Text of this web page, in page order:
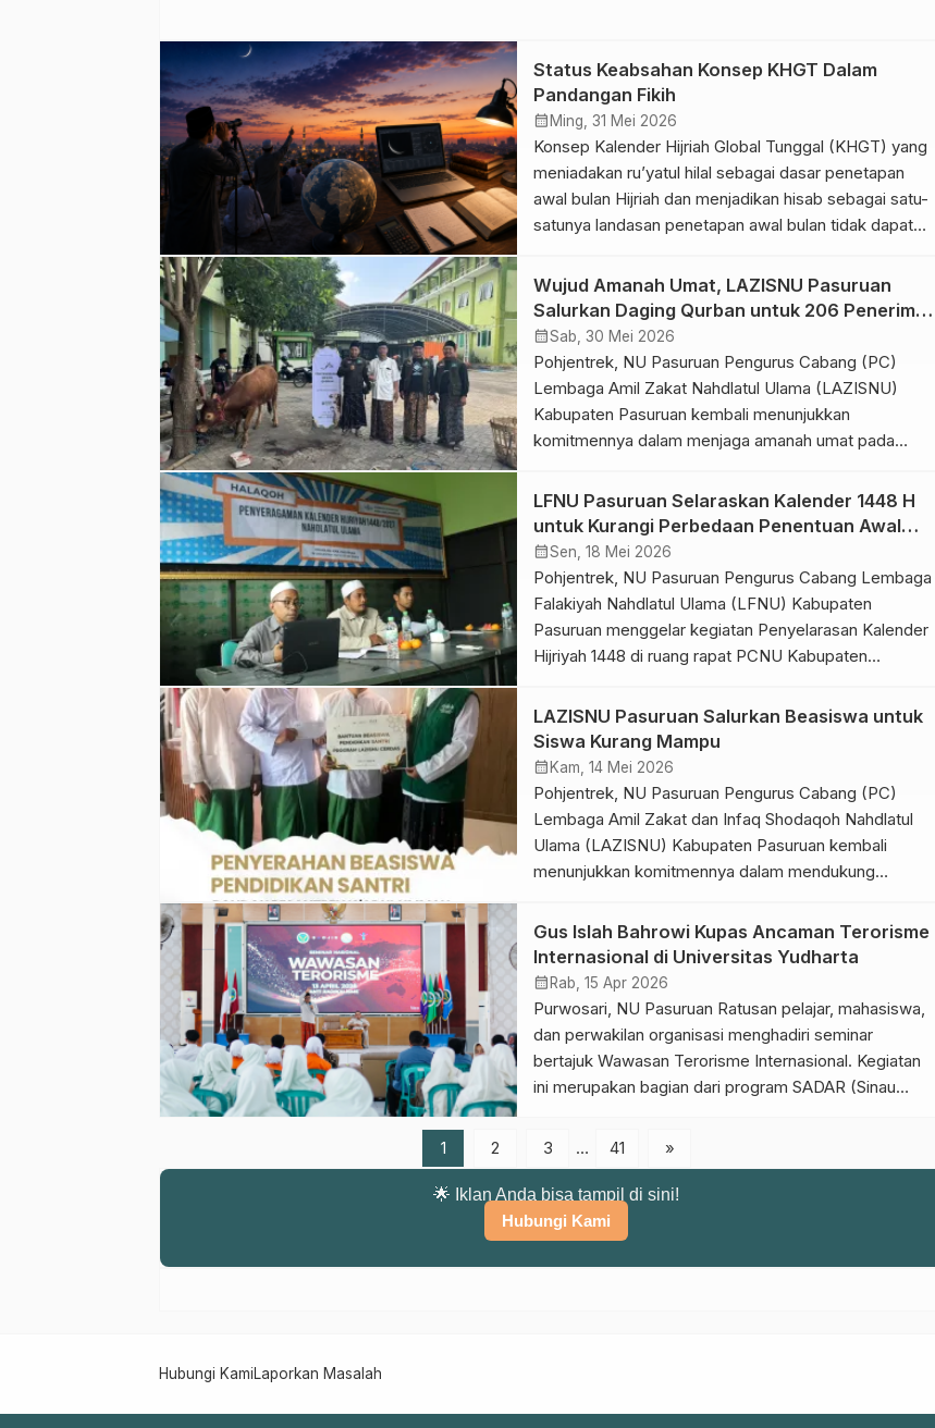
Status Keabsahan Konsep KHGT Dalam
Pandangan Fikih
calendar_month Ming, 31 Mei 2026
Konsep Kalender Hijriah Global Tunggal (KHGT) yang
meniadakan ru’yatul hilal sebagai dasar penetapan
awal bulan Hijriah dan menjadikan hisab sebagai satu-
satunya landasan penetapan awal bulan tidak dapat
Syafi’iyyah. Sebab, penetapan awal bulan Hijriah
secara syar‘i dilakukan melalui ru’yatul hilal atau
istikmal (menyempurnakan bulan menjadi 30 hari).
Selain itu, pelaksanaan […]
Wujud Amanah Umat, LAZISNU Pasuruan
Salurkan Daging Qurban untuk 206 Penerima
Manfaat
calendar_monthSab, 30 Mei 2026
Pohjentrek, NU Pasuruan Pengurus Cabang (PC)
Lembaga Amil Zakat Nahdlatul Ulama (LAZISNU)
Kabupaten Pasuruan kembali menunjukkan
komitmennya dalam menjaga amanah umat pada
LAZISNU sukses melaksanakan penyembelihan dan
penyaluran hewan qurban berupa dua ekor sapi yang
dipusatkan di area Kantor PCNU Kabupaten Pasuruan.
Ketua LAZISNU Kabupaten Pasuruan, […]
LFNU Pasuruan Selaraskan Kalender 1448 H
untuk Kurangi Perbedaan Penentuan Awal
Bulan
calendar_monthSen, 18 Mei 2026
Pohjentrek, NU Pasuruan Pengurus Cabang Lembaga
Falakiyah Nahdlatul Ulama (LFNU) Kabupaten
Pasuruan menggelar kegiatan Penyelarasan Kalender
Hijriyah 1448 di ruang rapat PCNU Kabupaten
untuk menyamakan acuan penyusunan kalender 1448
Hijriyah yang akan digunakan pada tahun-tahun
mendatang, sehingga lembaga pendidikan dan
pondok pesantren di Kabupaten Pasuruan tidak
menerbitkan kalender sendiri-sendiri […]
LAZISNU Pasuruan Salurkan Beasiswa untuk
Siswa Kurang Mampu
calendar_month Kam, 14 Mei 2026
Pohjentrek, NU Pasuruan Pengurus Cabang (PC)
Lembaga Amil Zakat dan Infaq Shodaqoh Nahdlatul
Ulama (LAZISNU) Kabupaten Pasuruan kembali
menunjukkan komitmennya dalam mendukung
Pasuruan. Melalui program unggulan LAZISNU Cerdas
lembaga ini menyalurkan bantuan pendidikan kepada
siswa-siswi kurang mampu pada Ahad (10/5/2026).
Ketua PC LAZISNU Kabupaten Pasuruan Nur Kholis
Majid menegaskan bahwa […]
Gus Islah Bahrowi Kupas Ancaman Terorisme
Internasional di Universitas Yudharta
calendar_month Rab, 15 Apr 2026
Purwosari, NU Pasuruan Ratusan pelajar, mahasiswa,
dan perwakilan organisasi menghadiri seminar
bertajuk Wawasan Terorisme Internasional. Kegiatan
ini merupakan bagian dari program SADAR (Sinau
Pancasila Universitas Yudharta Pasuruan Senin
(13/4/2026). Gus Islah Bahrowi selaku narasumber
mengatakan keterkaitan antara ideologi dan
kepentingan politik dalam fenomena terorisme.
“Orang tertarik kepada terorisme […]
1 2 3 … 41 »
🌟 Iklan Anda bisa tampil di sini!
Hubungi Kami
Hubungi KamiLaporkan Masalah